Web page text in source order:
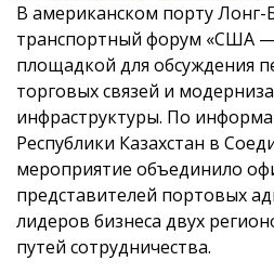
В американском порту Лонг-
транспортный форум «США
площадкой для обсуждения
торговых связей и
инфраструктуры. По
Республики Казахстан в
мероприятие объединило
представителей портовых
лидеров бизнеса двух
путей сотрудничества.